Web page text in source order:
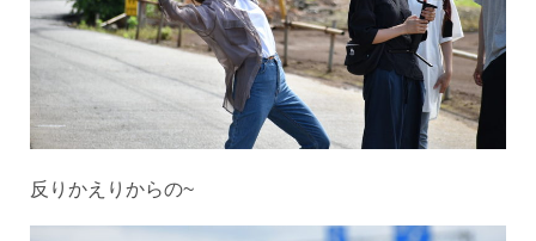
反りかえりからの~